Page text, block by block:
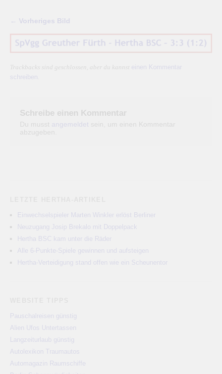
← Vorheriges Bild
Trackbacks sind geschlossen, aber du kannst einen Kommentar
schreiben
Schreibe einen Kommentar
Du musst angemeldet sein, um einen Kommentar
abzugeben.
Einwechselspieler Marten Winkler erlöst Berliner
Neuzugang Josip Brekalo mit Doppelpack
Hertha BSC kam unter die Räder
Alle 6-Punkte-Spiele gewinnen und aufsteigen
Hertha-Verteidigung stand offen wie ein Scheunentor
Pauschalreisen günstig
Alien Ufos Untertassen
Langzeiturlaub günstig
Autolexikon Traumautos
Automagazin Raumschiffe